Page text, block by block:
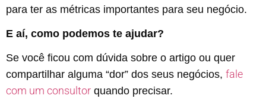
para ter as métricas importantes para seu negócio.
E aí, como podemos te ajudar?
Se você ficou com dúvida sobre o artigo ou quer
compartilhar alguma “dor” dos seus negócios, fale
com um consultor quando precisar.